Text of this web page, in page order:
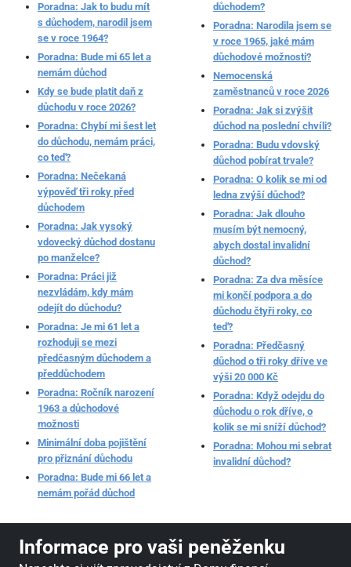
Poradna: Jak to budu mít
s důchodem, narodil jsem
se v roce 1964?
Poradna: Bude mi 65 let a
nemám důchod
Kdy se bude platit daň z
důchodu v roce 2026?
Poradna: Chybí mi šest let
do důchodu, nemám práci,
co teď?
Poradna: Nečekaná
výpověď tři roky před
důchodem
Poradna: Jak vysoký
vdovecký důchod dostanu
po manželce?
Poradna: Práci již
nezvládám, kdy mám
odejít do důchodu?
Poradna: Je mi 61 let a
rozhoduji se mezi
předčasným důchodem a
předdůchodem
Poradna: Ročník narození
1963 a důchodové
možnosti
Minimální doba pojištění
pro přiznání důchodu
Poradna: Bude mi 66 let a
nemám pořád důchod
důchodem?
Poradna: Narodila jsem se
v roce 1965, jaké mám
důchodové možnosti?
Nemocenská
zaměstnanců v roce 2026
Poradna: Jak si zvýšit
důchod na poslední chvíli?
Poradna: Budu vdovský
důchod pobírat trvale?
Poradna: O kolik se mi od
ledna zvýší důchod?
Poradna: Jak dlouho
musím být nemocný,
abych dostal invalidní
důchod?
Poradna: Za dva měsíce
mi končí podpora a do
důchodu čtyři roky, co
teď?
Poradna: Předčasný
důchod o tři roky dříve ve
výši 20 000 Kč
Poradna: Když odejdu do
důchodu o rok dříve, o
kolik se mi sníží důchod?
Poradna: Mohou mi sebrat
invalidní důchod?
Informace pro vaši peněženku